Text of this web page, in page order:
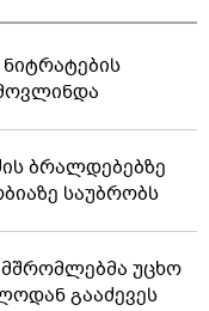
ბრალდებებზე
საუბრობს
უცხო
გააძევეს